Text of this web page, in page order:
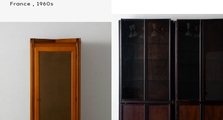
France , 1960s